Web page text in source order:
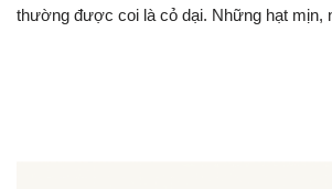
thường được coi là cỏ dại. Những hạt mịn,